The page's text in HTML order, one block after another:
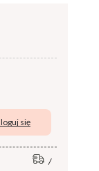
się